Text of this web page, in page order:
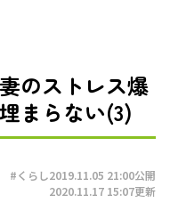
のストレス爆
まらない(3)
#くらし2019.11.05 21:00公開
2020.11.17 15:07更新